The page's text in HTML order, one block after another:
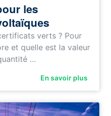
les
verts ? Pour
et quelle est la valeur
…
En savoir plus